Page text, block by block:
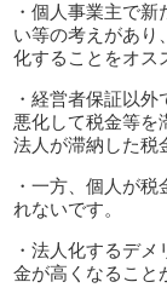
・個人事業主で
い等の考えがあり
化することをオス
・経営者保証以
悪化して税金等を
法人が滞納した税
・一方、個人が
れないです。
・法人化するデ
金が高くなること